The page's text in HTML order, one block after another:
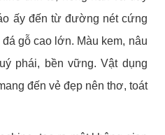
ấy đến từ đường nét cứng
gỗ cao lớn. Màu kem, nâu
phái, bền vững. Vật dụng
đến vẻ đẹp nên thơ, toát